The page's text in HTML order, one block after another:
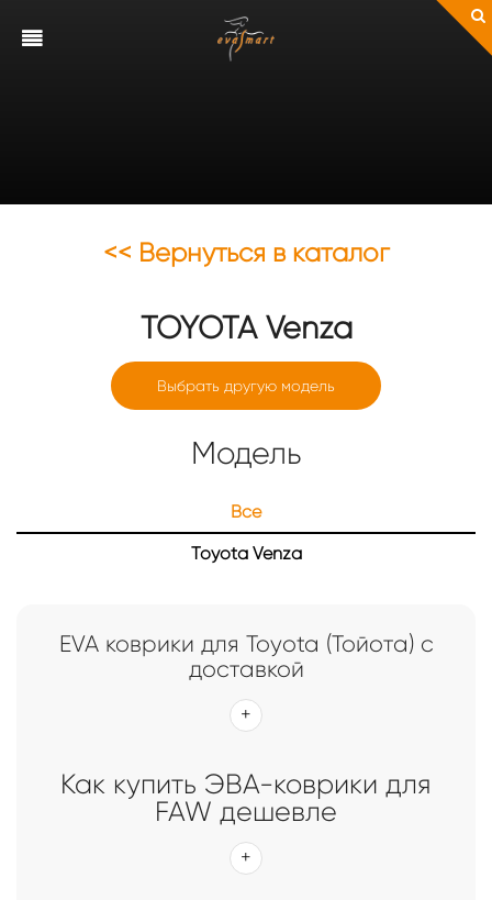
Главная Каталог Коврики EVA Smart для Toyota
Коврики EVA Smart для Toyota
<< Вернуться в каталог
TOYOTAVenza
Выбрать другую модель
Модель
Все
Toyota Venza
EVA коврики для Toyota (Тойота) с
доставкой
Как купить ЭВА-коврики для
FAW дешевле